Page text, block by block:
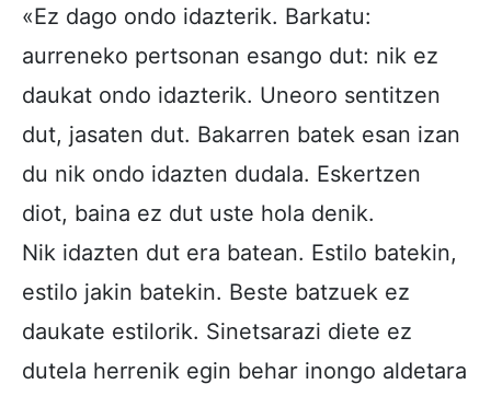
«Ez dago ondo idazterik. Barkatu:
aurreneko pertsonan esango dut: nik ez
daukat ondo idazterik. Uneoro sentitzen
dut, jasaten dut. Bakarren batek esan izan
du nik ondo idazten dudala. Eskertzen
diot, baina ez dut uste hola denik.
Nik idazten dut era batean. Estilo batekin,
estilo jakin batekin. Beste batzuek ez
daukate estilorik. Sinetsarazi diete ez
dutela herrenik egin behar inongo aldetara